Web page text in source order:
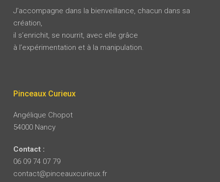
J’accompagne dans la bienveillance, chacun dans sa
création,
il s’enrichit, se nourrit, avec elle grâce
à l’expérimentation et à la manipulation.
Pinceaux Curieux
Angélique Chopot
54000 Nancy
Contact :
06 09 74 07 79
contact@pinceauxcurieux.fr